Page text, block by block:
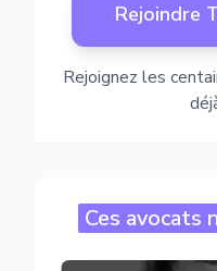
Rejoindre
Rejoignez les
Ces avocats